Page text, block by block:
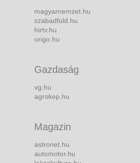
magyarnemzet.hu
szabadfold.hu
hirtv.hu
origo.hu
Gazdaság
vg.hu
agrokep.hu
Magazin
astronet.hu
automotor.hu